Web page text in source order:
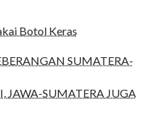
Botol Keras
SUMATERA-
JAWA-SUMATERA JUGA